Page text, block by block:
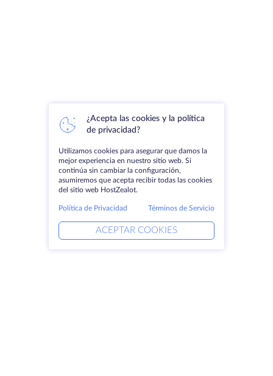
¿Acepta las cookies y la política
de privacidad?
Utilizamos cookies para asegurar que damos la
mejor experiencia en nuestro sitio web. Si
continúa sin cambiar la configuración,
asumiremos que acepta recibir todas las cookies
del sitio web HostZealot.
Política de Privacidad Términos de Servicio
ACEPTAR COOKIES